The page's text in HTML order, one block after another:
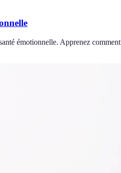
émotionnelle. Apprenez